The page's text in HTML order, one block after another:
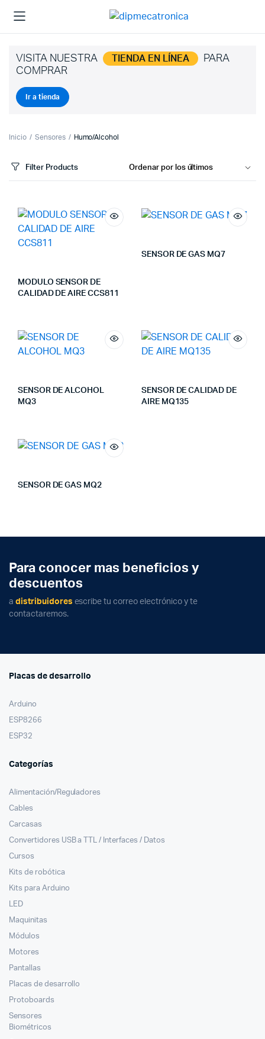
VISITA NUESTRA TIENDA EN LÍNEA
PARA
COMPRAR
Ir a tienda
Inicio Sensores Humo/Alcohol
Filter Products
MODULO SENSOR DE
CALIDAD DE AIRE CCS811
SENSOR DE GAS MQ7
SENSOR DE ALCOHOL
MQ3
SENSOR DE CALIDAD DE
AIRE MQ135
SENSOR DE GAS MQ2
Para conocer mas beneficios y
descuentos
a distribuidores escribe tu correo electrónico y te
contactaremos.
Placas de desarrollo
Arduino
ESP8266
ESP32
Categorías
Alimentación/Reguladores
Cables
Carcasas
Convertidores USB a TTL / Interfaces / Datos
Cursos
Kits de robótica
Kits para Arduino
LED
Maquinitas
Módulos
Motores
Pantallas
Placas de desarrollo
Protoboards
Sensores
Biométricos